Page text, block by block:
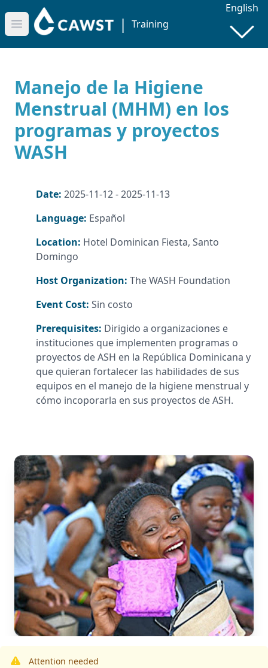
Open main menu | Training
English
Manejo de la Higiene
Menstrual (MHM) en los
programas y proyectos
WASH
Date: 2025-11-12 - 2025-11-13
Language: Español
Location: Hotel Dominican Fiesta, Santo
Domingo
Host Organization: The WASH Foundation
Event Cost: Sin costo
Prerequisites: Dirigido a organizaciones e
instituciones que implementen programas o
proyectos de ASH en la República Dominicana y
que quieran fortalecer las habilidades de sus
equipos en el manejo de la higiene menstrual y
cómo incoporarla en sus proyectos de ASH.
Attention needed